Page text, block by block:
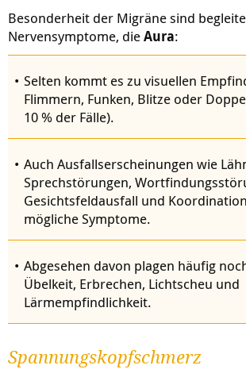
Besonderheit der Migräne sind
Nervensymptome, dieAura:
Selten kommt es zu visuellen
Flimmern, Funken, Blitze oder
10 % der Fälle).
Auch Ausfallserscheinungen wie
Sprechstörungen,
Gesichtsfeldausfall und
mögliche Symptome.
Abgesehen davon plagen häufig
Übelkeit, Erbrechen, Lichtscheu und
Lärmempfindlichkeit.
Spannungskopfschmerz